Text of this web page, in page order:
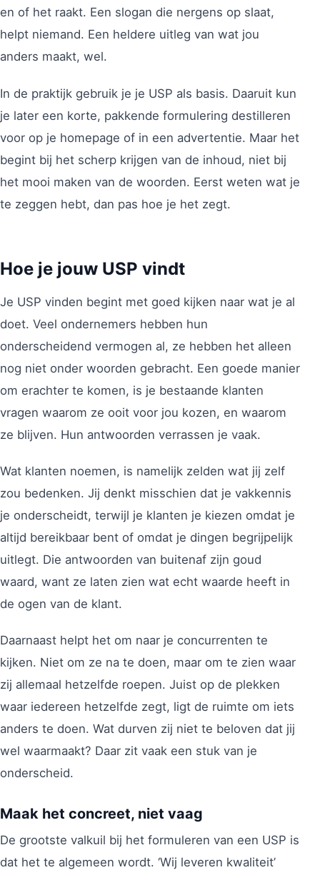
en of het raakt. Een slogan die nergens op slaat,
helpt niemand. Een heldere uitleg van wat jou
anders maakt, wel.
In de praktijk gebruik je je USP als basis. Daaruit kun
je later een korte, pakkende formulering destilleren
voor op je homepage of in een advertentie. Maar het
begint bij het scherp krijgen van de inhoud, niet bij
het mooi maken van de woorden. Eerst weten wat je
te zeggen hebt, dan pas hoe je het zegt.
Hoe je jouw USP vindt
Je USP vinden begint met goed kijken naar wat je al
doet. Veel ondernemers hebben hun
onderscheidend vermogen al, ze hebben het alleen
nog niet onder woorden gebracht. Een goede manier
om erachter te komen, is je bestaande klanten
vragen waarom ze ooit voor jou kozen, en waarom
ze blijven. Hun antwoorden verrassen je vaak.
Wat klanten noemen, is namelijk zelden wat jij zelf
zou bedenken. Jij denkt misschien dat je vakkennis
je onderscheidt, terwijl je klanten je kiezen omdat je
altijd bereikbaar bent of omdat je dingen begrijpelijk
uitlegt. Die antwoorden van buitenaf zijn goud
waard, want ze laten zien wat echt waarde heeft in
de ogen van de klant.
Daarnaast helpt het om naar je concurrenten te
kijken. Niet om ze na te doen, maar om te zien waar
zij allemaal hetzelfde roepen. Juist op de plekken
waar iedereen hetzelfde zegt, ligt de ruimte om iets
anders te doen. Wat durven zij niet te beloven dat jij
wel waarmaakt? Daar zit vaak een stuk van je
onderscheid.
Maak het concreet, niet vaag
De grootste valkuil bij het formuleren van een USP is
dat het te algemeen wordt. ‘Wij leveren kwaliteit’